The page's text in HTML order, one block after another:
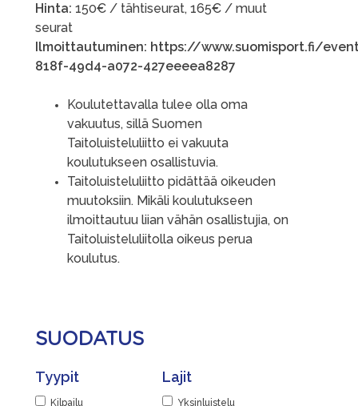
Hinta: 150€ / tähtiseurat, 165€ / muut
seurat
Ilmoittautuminen: https://www.suomisport.fi/
818f-49d4-a072-427eeeea8287
Koulutettavalla tulee olla oma
vakuutus, sillä Suomen
Taitoluisteluliitto ei vakuuta
koulutukseen osallistuvia.
Taitoluisteluliitto pidättää oikeuden
muutoksiin. Mikäli koulutukseen
ilmoittautuu liian vähän osallistujia, on
Taitoluisteluliitolla oikeus perua
koulutus.
SUODATUS
Tyypit
Kilpailu
Lajit
Yksinluistelu